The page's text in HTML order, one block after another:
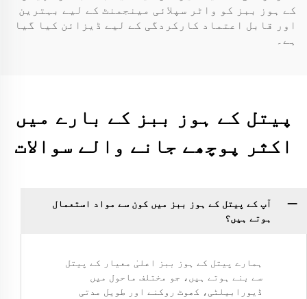
کے ہوز ببز کو واٹر سپلائی مینجمنٹ کے لیے بہترین
اور قابل اعتماد کارکردگی کے لیے ڈیزائن کیا گیا
ہے۔
پیتل کے ہوز ببز کے بارے میں
اکثر پوچھے جانے والے سوالات
آپ کے پیتل کے ہوز ببز میں کون سے مواد استعمال
ہوتے ہیں؟
ہمارے پیتل کے ہوز ببز اعلیٰ معیار کے پیتل
سے بنے ہوتے ہیں، جو مختلف ماحول میں
ڈیورابیلٹی، کھوٹ روکنے اور طویل مدتی